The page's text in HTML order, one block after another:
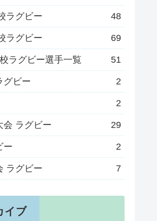
ラグビー 48
ラグビー 69
ラグビー選手一覧 51
グビー 2
2
会 ラグビー 29
ー 2
ラグビー 7
イブ